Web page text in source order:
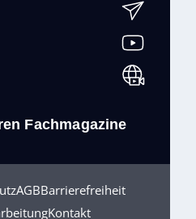
Fachmagazine
AGBBarrierefreiheit
Kontakt